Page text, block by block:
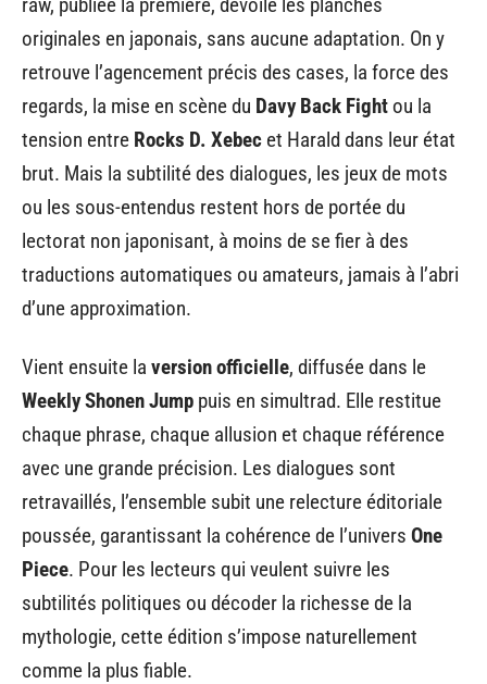
originales en japonais, sans aucune adaptation. On y
retrouve l’agencement précis des cases, la force des
regards, la mise en scène du Davy Back Fight ou la
tension entre Rocks D. Xebec et Harald dans leur état
brut. Mais la subtilité des dialogues, les jeux de mots
ou les sous-entendus restent hors de portée du
lectorat non japonisant, à moins de se fier à des
traductions automatiques ou amateurs, jamais à l’abri
d’une approximation.
Vient ensuite la version officielle, diffusée dans le
Weekly Shonen Jump puis en simultrad. Elle restitue
chaque phrase, chaque allusion et chaque référence
avec une grande précision. Les dialogues sont
retravaillés, l’ensemble subit une relecture éditoriale
poussée, garantissant la cohérence de l’univers One
Piece. Pour les lecteurs qui veulent suivre les
subtilités politiques ou décoder la richesse de la
mythologie, cette édition s’impose naturellement
comme la plus fiable.